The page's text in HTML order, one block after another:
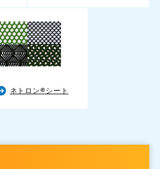
ネトロン®シート